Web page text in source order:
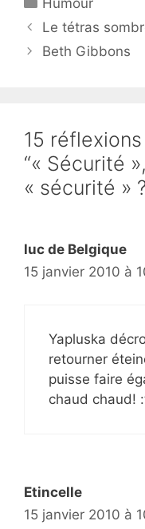
Humour
Le tétras
Beth Gibbons
15
“« Sécurité
« sécurité »
luc de Belgique
15 janvier 2010 à
Yapluska
retourner
puisse faire
chaud chaud!
Etincelle
15 janvier 2010 à